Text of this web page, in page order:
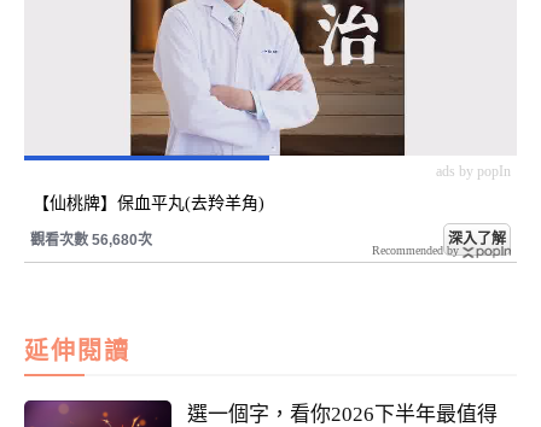
ads by popIn
【仙桃牌】保血平丸(去羚羊角)
觀看次數 56,680次 深入了解
Recommended by
延伸閱讀
選一個字，看你2026下半年最值得